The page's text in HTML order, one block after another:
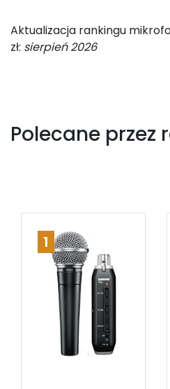
Aktualizacja rankingu
zł: sierpień 2026
Polecane przez
1